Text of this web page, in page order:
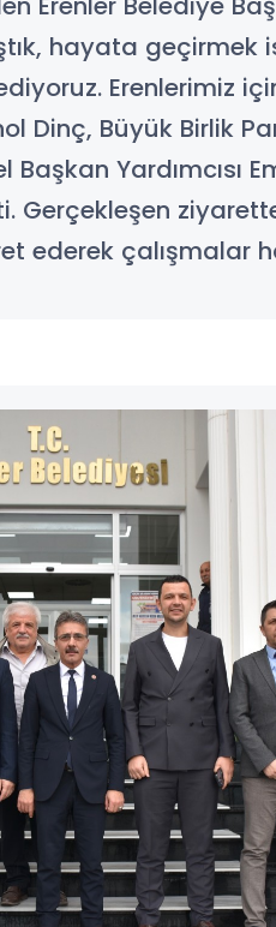
hayata
Erenlerimiz
Dinç, Büyük Birlik
Yardımcısı
Gerçekleşen
ederek çalışmalar